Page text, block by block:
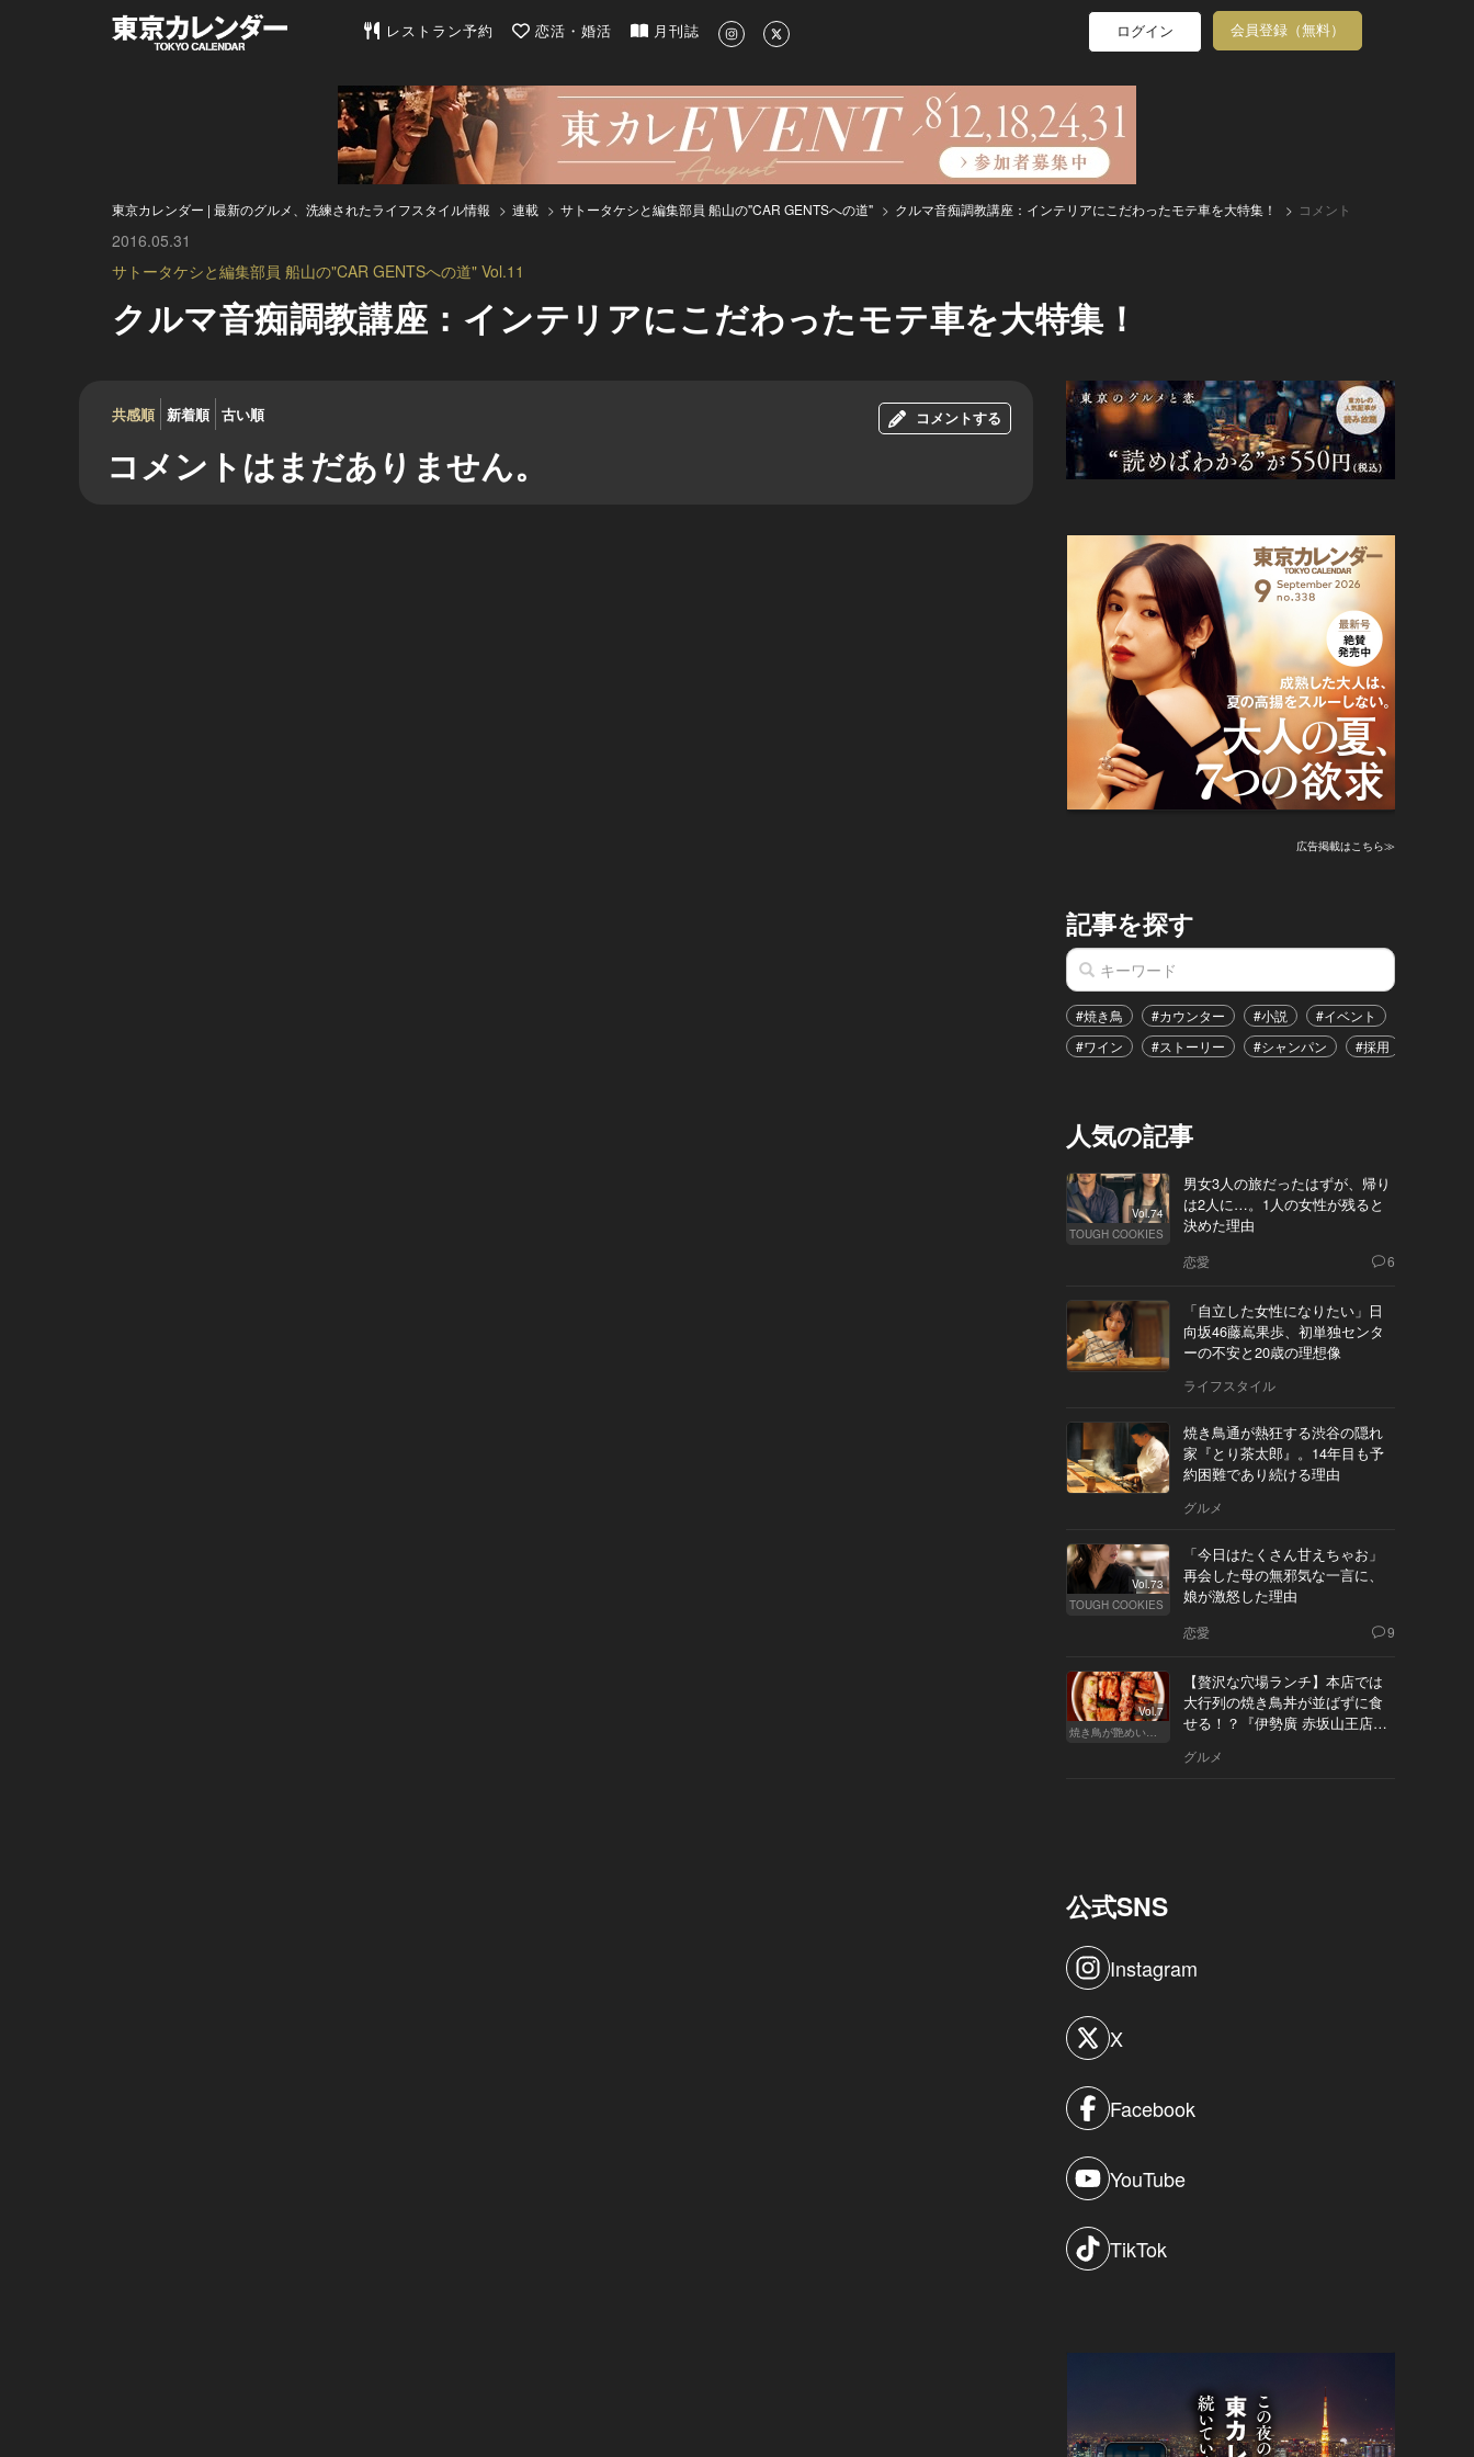
東京カレンダー | 最新のグルメ、洗練されたライフスタイル情報
レストラン予約 恋活・婚活 月刊誌 ログイン 会員登録（無料）
東京カレンダー | 最新のグルメ、洗練されたライフスタイル情報 連載 サトータケシと編集部員 船山の"CAR GENTSへの道" クルマ音痴調教講座：インテリアにこだわったモテ車を大特集！ コメント
2016.05.31
サトータケシと編集部員 船山の"CAR GENTSへの道" Vol.11
クルマ音痴調教講座：インテリアにこだわったモテ車を大特集！
共感順 新着順 古い順 コメントする
コメントはまだありません。
広告掲載はこちら≫
記事を探す
#焼き鳥 #カウンター #小説 #イベント
#ワイン
#ストーリー #シャンパン #採用
人気の記事
Vol.74
TOUGH COOKIES
男女3人の旅だったはずが、帰り
は2人に…。1人の女性が残ると
決めた理由
恋愛 6
「自立した女性になりたい」日
向坂46藤嶌果歩、初単独センタ
ーの不安と20歳の理想像
ライフスタイル
焼き鳥通が熱狂する渋谷の隠れ
家『とり茶太郎』。14年目も予
約困難であり続ける理由
グルメ
Vol.73
TOUGH COOKIES
「今日はたくさん甘えちゃお」
再会した母の無邪気な一言に、
娘が激怒した理由
恋愛 9
Vol.7
焼き鳥が艶めいてきた
【贅沢な穴場ランチ】本店では
大行列の焼き鳥丼が並ばずに食
せる！？『伊勢廣 赤坂山王店』
グルメ
公式SNS
Instagram
X
Facebook
YouTube
TikTok